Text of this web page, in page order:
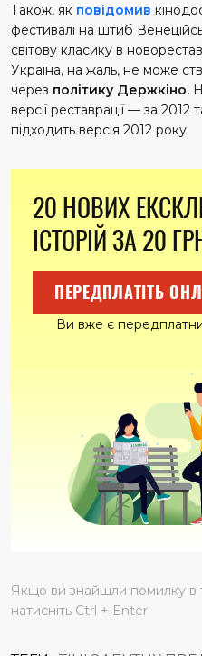
Також, як повідомив
фестивалі на штиб
світову класику в
Україна, на жаль, не може
через політику Держкіно.
версії реставрації — за
підходить версія 2012 року.
20 НОВИХ
ІСТОРІЙ ЗА 20
ПЕРЕДПЛАТІТЬ
Ви вже є
Якщо ви знайшли помилку в
натисніть Ctrl + Enter